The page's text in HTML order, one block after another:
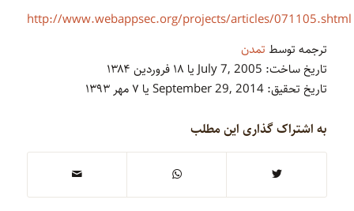
http://www.webappsec.org/projects/articles/071105.shtml
ترجمه توسط تمدن
تاریخ ساخت: July 7, 2005 یا ۱۸ فروردین ۱۳۸۴
تاریخ تحقیق: September 29, 2014 یا ۷ مهر ۱۳۹۳
به اشتراک گذاری این مطلب